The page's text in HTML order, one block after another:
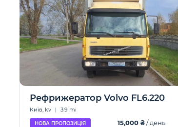
Рефрижератор Volvo FL6.220
Київ, kv | 3.9 mi
НОВА ПРОПОЗИЦІЯ 15,000 ₴/ день